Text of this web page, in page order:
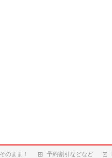
のまま！ 予約割引などなど